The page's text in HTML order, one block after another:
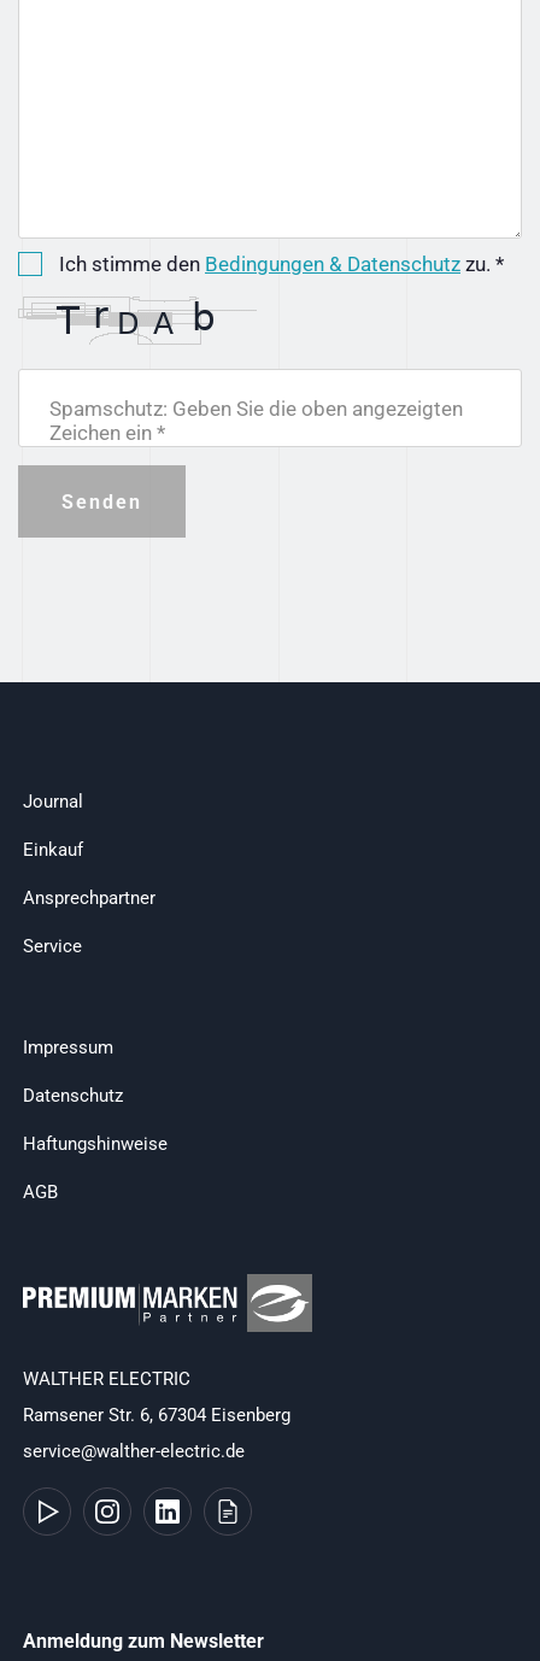
Ich stimme den Bedingungen & Datenschutz zu. *
Spamschutz: Geben Sie die oben angezeigten
Zeichen ein *
Senden
Journal
Einkauf
Ansprechpartner
Service
Impressum
Datenschutz
Haftungshinweise
AGB
WALTHER ELECTRIC
Ramsener Str. 6, 67304 Eisenberg
service@walther-electric.de
Anmeldung zum Newsletter